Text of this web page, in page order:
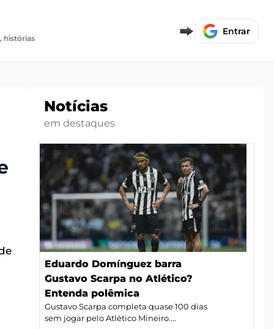
histórias
Entrar
Notícias
em destaques
Eduardo Domínguez barra
Gustavo Scarpa no Atlético?
Entenda polêmica
Gustavo Scarpa completa quase 100 dias
sem jogar pelo Atlético Mineiro....